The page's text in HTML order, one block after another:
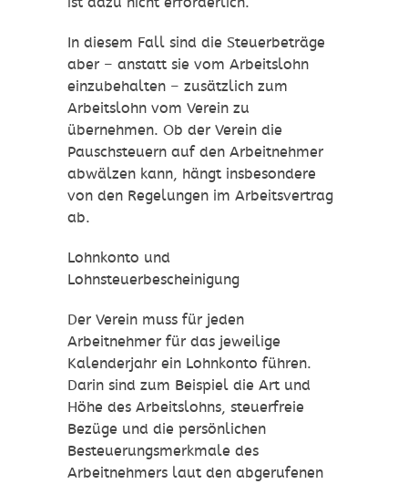
In diesem Fall sind die Steuerbeträge
aber – anstatt sie vom Arbeitslohn
einzubehalten – zusätzlich zum
Arbeitslohn vom Verein zu
übernehmen. Ob der Verein die
Pauschsteuern auf den Arbeitnehmer
abwälzen kann, hängt insbesondere
von den Regelungen im Arbeitsvertrag
ab.
Lohnkonto und
Lohnsteuerbescheinigung
Der Verein muss für jeden
Arbeitnehmer für das jeweilige
Kalenderjahr ein Lohnkonto führen.
Darin sind zum Beispiel die Art und
Höhe des Arbeitslohns, steuerfreie
Bezüge und die persönlichen
Besteuerungsmerkmale des
Arbeitnehmers laut den abgerufenen